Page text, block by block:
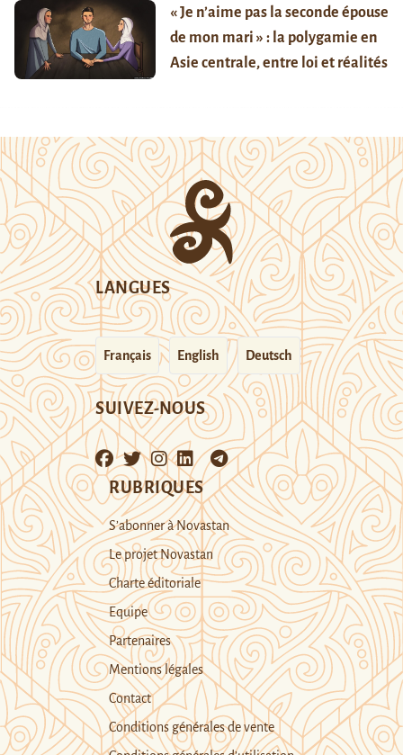
« Je n’aime pas la seconde épouse
de mon mari » : la polygamie en
Asie centrale, entre loi et réalités
LANGUES
Français English Deutsch
SUIVEZ-NOUS
RUBRIQUES
S’abonner à Novastan
Le projet Novastan
Charte éditoriale
Equipe
Partenaires
Mentions légales
Contact
Conditions générales de vente